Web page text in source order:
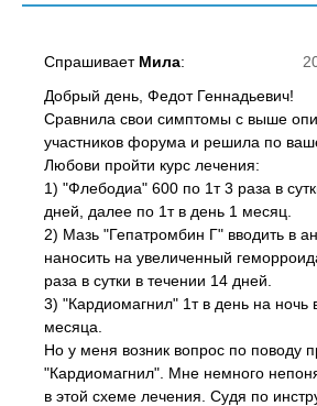
Спрашивает Мила:
Добрый день, Федот Геннадьевич!
Сравнила свои симптомы с выше
участников форума и решила по
Любови пройти курс лечения:
1) "Флебодиа" 600 по 1т 3 раза в
дней, далее по 1т в день 1 месяц.
2) Мазь "Гепатромбин Г" вводить в
наносить на увеличенный
раза в сутки в течении 14 дней.
3) "Кардиомагнил" 1т в день на ночь
месяца.
Но у меня возник вопрос по поводу
"Кардиомагнил". Мне немного
в этой схеме лечения. Судя по